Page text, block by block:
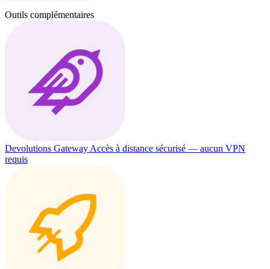
Outils complémentaires
Devolutions Gateway Accès à distance sécurisé — aucun VPN
requis